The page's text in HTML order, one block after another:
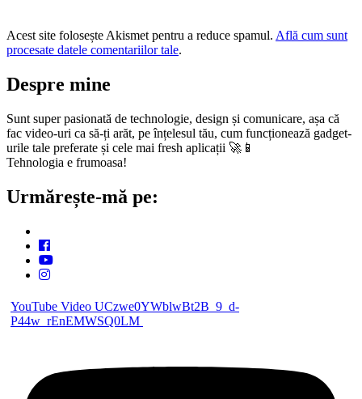
Acest site folosește Akismet pentru a reduce spamul. Află cum sunt
procesate datele comentariilor tale.
Despre mine
Sunt super pasionată de technologie, design și comunicare, așa că
fac video-uri ca să-ți arăt, pe înțelesul tău, cum funcționează gadget-
urile tale preferate și cele mai fresh aplicații 🚀📱
Tehnologia e frumoasa!
Urmărește-mă pe:
YouTube Video UCzwe0YWblwBt2B_9_d-
P44w_rEnEMWSQ0LM